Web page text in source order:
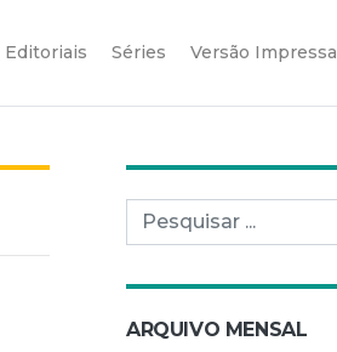
Editoriais Séries Versão Impressa
Pesquisar por:
ARQUIVO MENSAL